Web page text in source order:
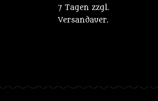
7 Tagen zzgl.
Versandauer.